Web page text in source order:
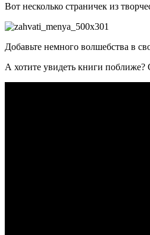
Вот несколько страничек из
Добавьте немного волшебства в
А хотите увидеть книги поближе?